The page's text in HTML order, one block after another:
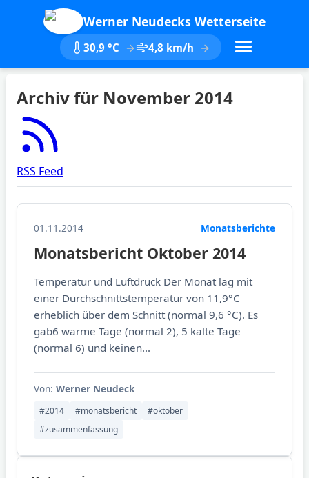
Werner Neudecks Wetterseite
30,9 °C 4,8 km/h
Archiv für November 2014
RSS Feed
01.11.2014 Monatsberichte
Monatsbericht Oktober 2014
Temperatur und Luftdruck Der Monat lag mit
einer Durchschnittstemperatur von 11,9°C
erheblich über dem Schnitt (normal 9,6 °C). Es
gab6 warme Tage (normal 2), 5 kalte Tage
(normal 6) und keinen...
Von: Werner Neudeck
#2014 #monatsbericht
#oktober
#zusammenfassung